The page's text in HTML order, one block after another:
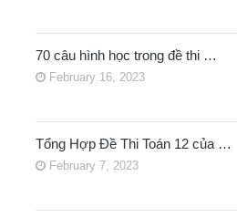
70 câu hình học trong đề thi …
February 16, 2023
Tổng Hợp Đề Thi Toán 12 của …
February 7, 2023